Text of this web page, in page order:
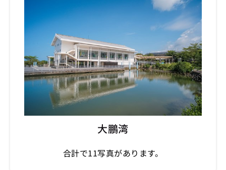
大鵬湾
合計で11写真があります。